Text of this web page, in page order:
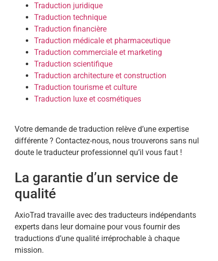
Traduction juridique
Traduction technique
Traduction financière
Traduction médicale et pharmaceutique
Traduction commerciale et marketing
Traduction scientifique
Traduction architecture et construction
Traduction tourisme et culture
Traduction luxe et cosmétiques
Votre demande de traduction relève d’une expertise
différente ? Contactez-nous, nous trouverons sans nul
doute le traducteur professionnel qu’il vous faut !
La garantie d’un service de
qualité
AxioTrad travaille avec des traducteurs indépendants
experts dans leur domaine pour vous fournir des
traductions d’une qualité irréprochable à chaque
mission.